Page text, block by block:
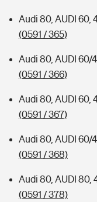
Audi 80, AUDI 60,
(0591 / 365)
Audi 80, AUDI 60/
(0591 / 366)
Audi 80, AUDI 60,
(0591 / 367)
Audi 80, AUDI 60/
(0591 / 368)
Audi 80, AUDI 80,
(0591 / 378)